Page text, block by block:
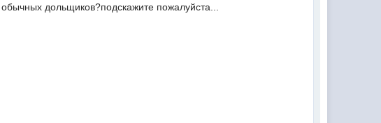
дольщиков?подскажите пожалуйста...